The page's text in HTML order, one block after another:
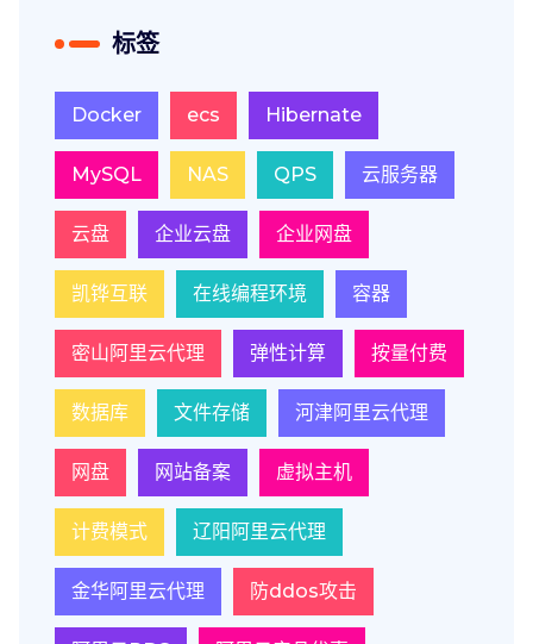
标签
Docker ecs Hibernate
MySQL NAS QPS 云服务器
云盘 企业云盘 企业网盘
凯铧互联 在线编程环境 容器
密山阿里云代理 弹性计算 按量付费
数据库 文件存储 河津阿里云代理
网盘 网站备案 虚拟主机
计费模式 辽阳阿里云代理
金华阿里云代理 防ddos攻击